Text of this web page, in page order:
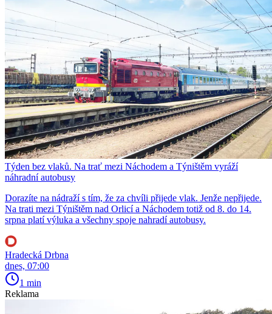
Týden bez vlaků. Na trať mezi Náchodem a Týništěm vyráží
náhradní autobusy
Dorazíte na nádraží s tím, že za chvíli přijede vlak. Jenže nepřijede.
Na trati mezi Týništěm nad Orlicí a Náchodem totiž od 8. do 14.
srpna platí výluka a všechny spoje nahradí autobusy.
Hradecká Drbna
dnes, 07:00
1 min
Reklama